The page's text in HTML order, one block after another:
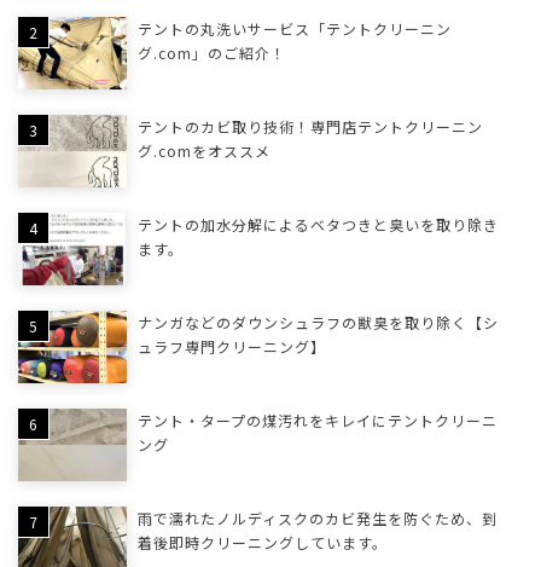
テントの丸洗いサービス「テントクリーニン
グ.com」のご紹介！
テントのカビ取り技術！専門店テントクリーニン
グ.comをオススメ
テントの加水分解によるベタつきと臭いを取り除き
ます。
ナンガなどのダウンシュラフの獣臭を取り除く【シ
ュラフ専門クリーニング】
テント・タープの煤汚れをキレイにテントクリーニ
ング
雨で濡れたノルディスクのカビ発生を防ぐため、到
着後即時クリーニングしています。